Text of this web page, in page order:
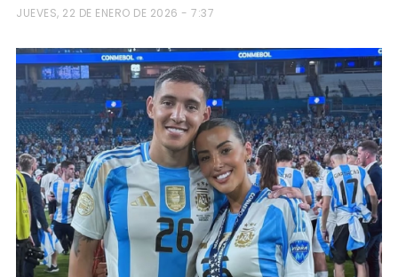
JUEVES, 22 DE ENERO DE 2026 - 7:37